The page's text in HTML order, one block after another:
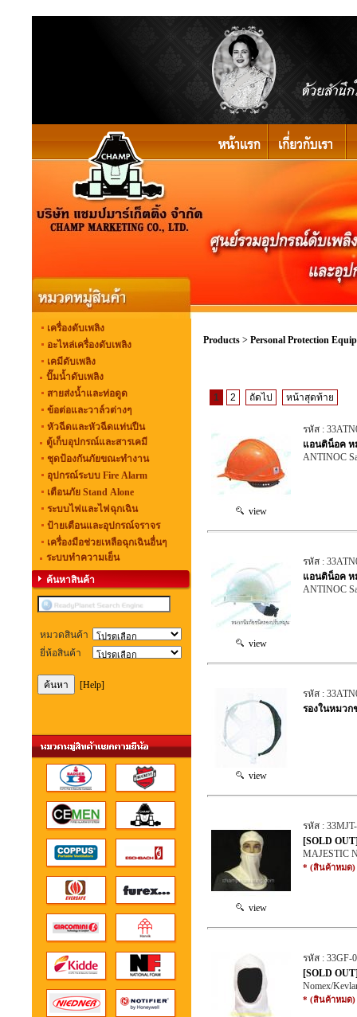
เครื่องดับเพลิง
อะไหล่เครื่องดับเพลิง
เคมีดับเพลิง
ปั๊มน้ำดับเพลิง
สายส่งน้ำและท่อดูด
ข้อต่อและวาล์วต่างๆ
หัวฉีดและหัวฉีดแท่นปืน
ตู้เก็บอุปกรณ์และสารเคมี
ชุดป้องกันภัยขณะทำงาน
อุปกรณ์ระบบ Fire Alarm
เตือนภัย Stand Alone
ระบบไฟและไฟฉุกเฉิน
ป้ายเตือนและอุปกรณ์จราจร
เครื่องมือช่วยเหลือฉุกเฉินอื่นๆ
ระบบทำความเย็น
ค้นหาสินค้า
หมวดสินค้า
ยี่ห้อสินค้า
[Help]
Products > Personal Protection
1 2 ถัดไป หน้าสุดท้าย
view
รหัส :
แอนติน็อค ห
ANTINOC
view
รหัส :
แอนติน็อค ห
ANTINOC
view
รหัส :
รองในหมวก
view
รหัส :
[SOLD
MAJESTIC
* (สินค้าหมด)
รหัส : 33GF-
[SOLD
Nomex/
* (สินค้าหมด)